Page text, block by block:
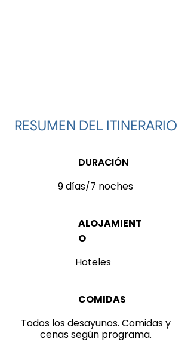
RESUMEN DEL ITINERARIO
DURACIÓN
9 días/7 noches
ALOJAMIENT
O
Hoteles
COMIDAS
Todos los desayunos. Comidas y
cenas según programa.